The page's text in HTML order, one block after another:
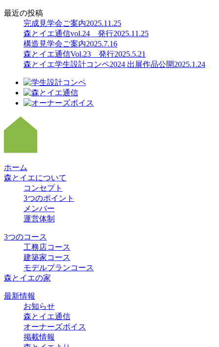
最近の投稿
完成見学会ご案内2025.11.25
森とイエ通信vol.24 発行2025.11.25
構造見学会ご案内2025.7.16
森とイエ通信Vol.23 発行2025.5.21
森とイエ学生設計コンペ2024 出展作品公開2025.1.24
ホーム
森とイエについて
コンセプト
3つのポイント
メンバー
運営体制
3つのコース
工務店コース
建築家コース
モデルプランコース
森とイエの家
最新情報
お知らせ
森とイエ通信
オーナーズボイス
掲載情報